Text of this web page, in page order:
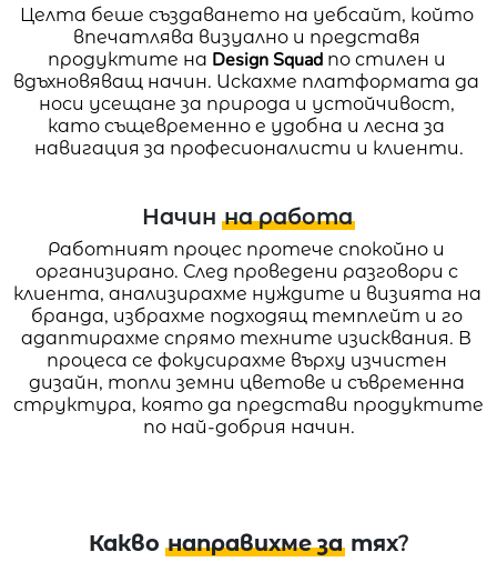
Целта беше създаването на уебсайт, който
впечатлява визуално и представя
продуктите на Design Squad по стилен и
вдъхновяващ начин. Искахме платформата да
носи усещане за природа и устойчивост,
като същевременно е удобна и лесна за
навигация за професионалисти и клиенти.
Начинна работа
Работният процес протече спокойно и
организирано. След проведени разговори с
клиента, анализирахме нуждите и визията на
бранда, избрахме подходящ темплейт и го
адаптирахме спрямо техните изисквания. В
процеса се фокусирахме върху изчистен
дизайн, топли земни цветове и съвременна
структура, която да представи продуктите
по най-добрия начин.
Каквонаправихме затях?